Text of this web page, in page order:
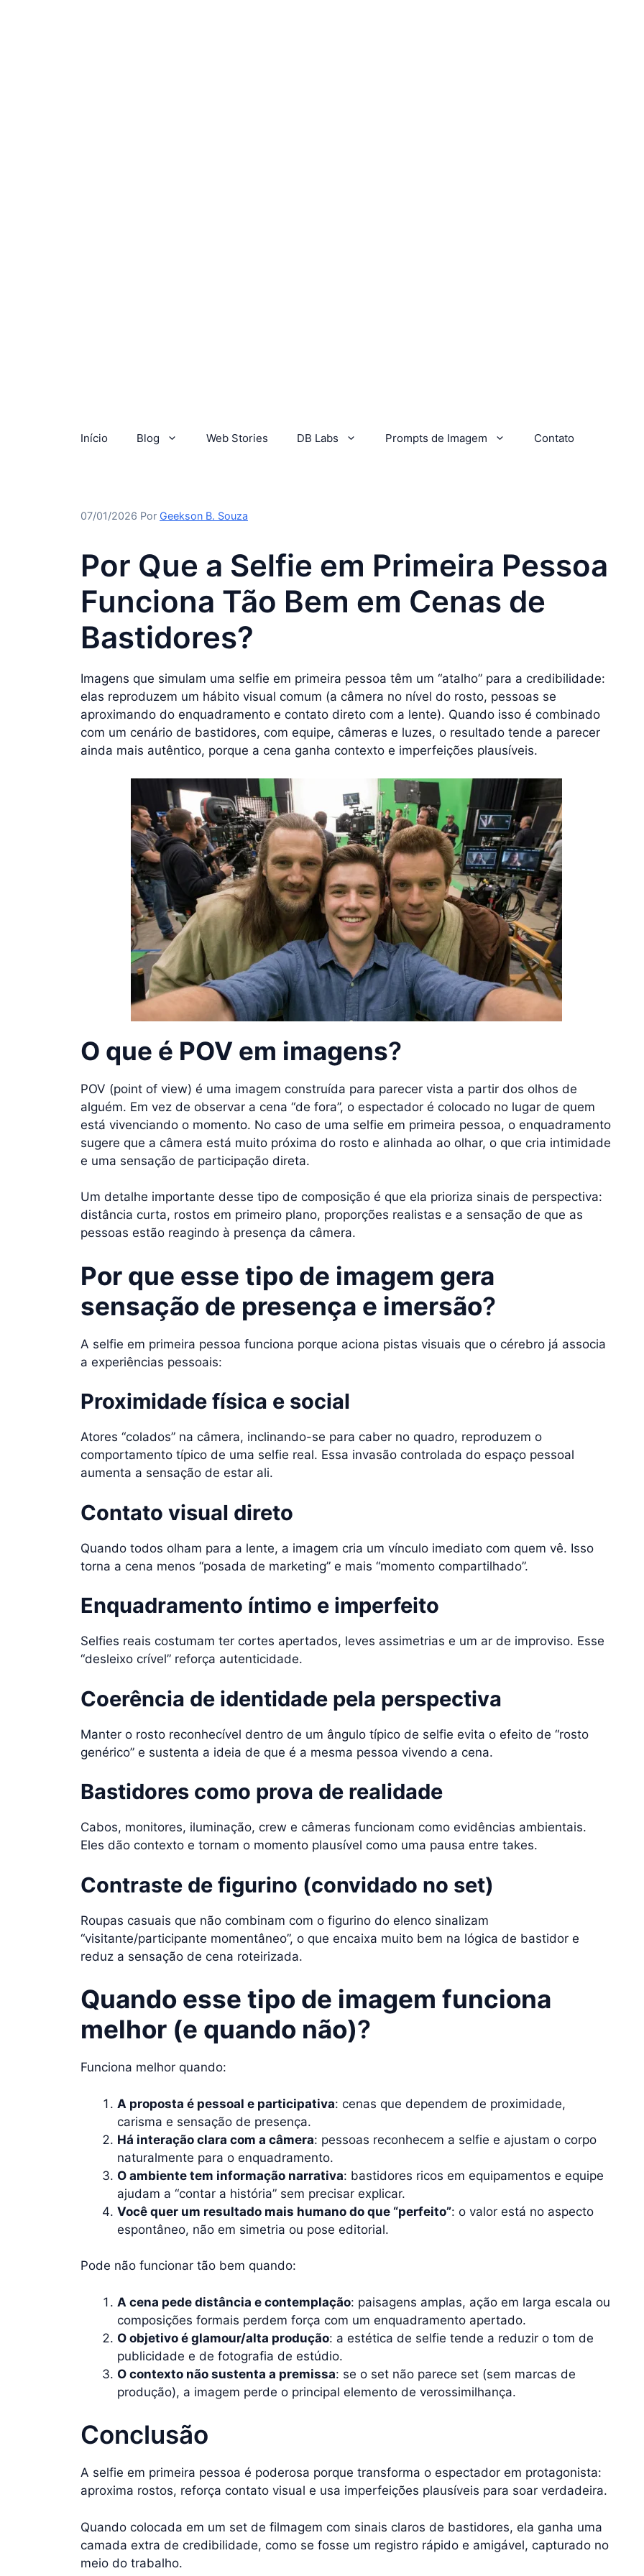
Início Blog Web Stories DB Labs Prompts de Imagem Contato
07/01/2026 Por Geekson B. Souza
Por Que a Selfie em Primeira Pessoa
Funciona Tão Bem em Cenas de
Bastidores?
Imagens que simulam uma selfie em primeira pessoa têm um “atalho” para a credibilidade:
elas reproduzem um hábito visual comum (a câmera no nível do rosto, pessoas se
aproximando do enquadramento e contato direto com a lente). Quando isso é combinado
com um cenário de bastidores, com equipe, câmeras e luzes, o resultado tende a parecer
ainda mais autêntico, porque a cena ganha contexto e imperfeições plausíveis.
O que é POV em imagens?
POV (point of view) é uma imagem construída para parecer vista a partir dos olhos de
alguém. Em vez de observar a cena “de fora”, o espectador é colocado no lugar de quem
está vivenciando o momento. No caso de uma selfie em primeira pessoa, o enquadramento
sugere que a câmera está muito próxima do rosto e alinhada ao olhar, o que cria intimidade
e uma sensação de participação direta.
Um detalhe importante desse tipo de composição é que ela prioriza sinais de perspectiva:
distância curta, rostos em primeiro plano, proporções realistas e a sensação de que as
pessoas estão reagindo à presença da câmera.
Por que esse tipo de imagem gera
sensação de presença e imersão?
A selfie em primeira pessoa funciona porque aciona pistas visuais que o cérebro já associa
a experiências pessoais:
Proximidade física e social
Atores “colados” na câmera, inclinando-se para caber no quadro, reproduzem o
comportamento típico de uma selfie real. Essa invasão controlada do espaço pessoal
aumenta a sensação de estar ali.
Contato visual direto
Quando todos olham para a lente, a imagem cria um vínculo imediato com quem vê. Isso
torna a cena menos “posada de marketing” e mais “momento compartilhado”.
Enquadramento íntimo e imperfeito
Selfies reais costumam ter cortes apertados, leves assimetrias e um ar de improviso. Esse
“desleixo crível” reforça autenticidade.
Coerência de identidade pela perspectiva
Manter o rosto reconhecível dentro de um ângulo típico de selfie evita o efeito de “rosto
genérico” e sustenta a ideia de que é a mesma pessoa vivendo a cena.
Bastidores como prova de realidade
Cabos, monitores, iluminação, crew e câmeras funcionam como evidências ambientais.
Eles dão contexto e tornam o momento plausível como uma pausa entre takes.
Contraste de figurino (convidado no set)
Roupas casuais que não combinam com o figurino do elenco sinalizam
“visitante/participante momentâneo”, o que encaixa muito bem na lógica de bastidor e
reduz a sensação de cena roteirizada.
Quando esse tipo de imagem funciona
melhor (e quando não)?
Funciona melhor quando:
A proposta é pessoal e participativa: cenas que dependem de proximidade,
carisma e sensação de presença.
Há interação clara com a câmera: pessoas reconhecem a selfie e ajustam o corpo
naturalmente para o enquadramento.
O ambiente tem informação narrativa: bastidores ricos em equipamentos e equipe
ajudam a “contar a história” sem precisar explicar.
Você quer um resultado mais humano do que “perfeito”: o valor está no aspecto
espontâneo, não em simetria ou pose editorial.
Pode não funcionar tão bem quando:
A cena pede distância e contemplação: paisagens amplas, ação em larga escala ou
composições formais perdem força com um enquadramento apertado.
O objetivo é glamour/alta produção: a estética de selfie tende a reduzir o tom de
publicidade e de fotografia de estúdio.
O contexto não sustenta a premissa: se o set não parece set (sem marcas de
produção), a imagem perde o principal elemento de verossimilhança.
Conclusão
A selfie em primeira pessoa é poderosa porque transforma o espectador em protagonista:
aproxima rostos, reforça contato visual e usa imperfeições plausíveis para soar verdadeira.
Quando colocada em um set de filmagem com sinais claros de bastidores, ela ganha uma
camada extra de credibilidade, como se fosse um registro rápido e amigável, capturado no
meio do trabalho.